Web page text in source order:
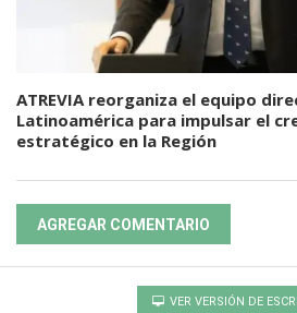
ATREVIA reorganiza el equipo
Latinoamérica para impulsar el
estratégico en la Región
AGREGAR COMENTARIO
VER VERSIÓN DE